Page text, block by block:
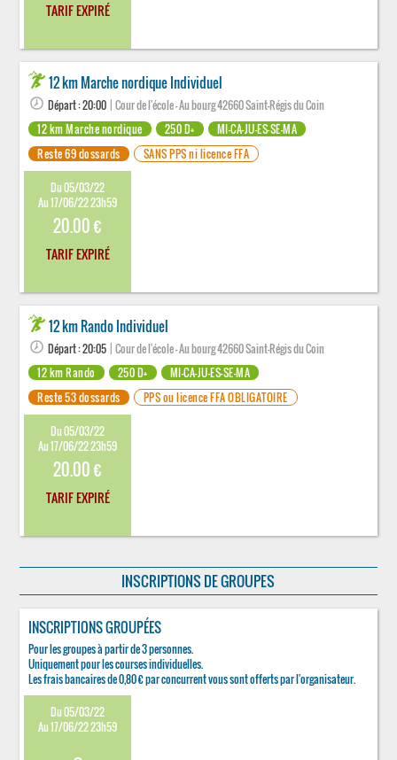
TARIF EXPIRÉ
12 km Marche nordique Individuel
Départ : 20:00 | Cour de l'école - Au bourg 42660 Saint-Régis du Coin
12 km Marche nordique
250 D+
MI-CA-JU-ES-SE-MA
Reste 69 dossards
SANS PPS ni licence FFA
Du 05/03/22
Au 17/06/22 23h59
20.00 €
TARIF EXPIRÉ
12 km Rando Individuel
Départ : 20:05 | Cour de l'école - Au bourg 42660 Saint-Régis du Coin
12 km Rando
250 D+
MI-CA-JU-ES-SE-MA
Reste 53 dossards
PPS ou licence FFA OBLIGATOIRE
Du 05/03/22
Au 17/06/22 23h59
20.00 €
TARIF EXPIRÉ
INSCRIPTIONS DE GROUPES
INSCRIPTIONS GROUPÉES
Pour les groupes à partir de 3 personnes.
Uniquement pour les courses individuelles.
Les frais bancaires de 0,80 € par concurrent vous sont offerts par l'organisateur.
Du 05/03/22
Au 17/06/22 23h59